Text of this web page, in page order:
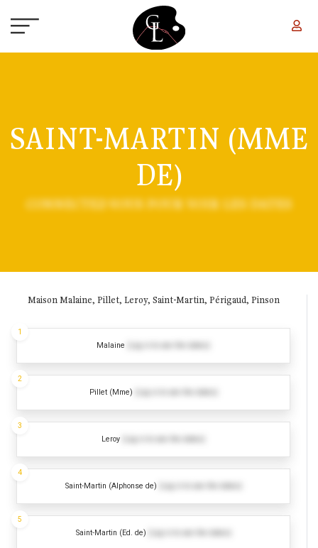
SAINT-MARTIN (MME
DE)
CONNECTEZ-VOUS POUR VOIR LES DATES
Maison Malaine, Pillet, Leroy, Saint-Martin, Périgaud, Pinson
Malaine
1
Pillet (Mme)
2
Leroy
3
Saint-Martin (Alphonse de)
4
Saint-Martin (Ed. de)
5